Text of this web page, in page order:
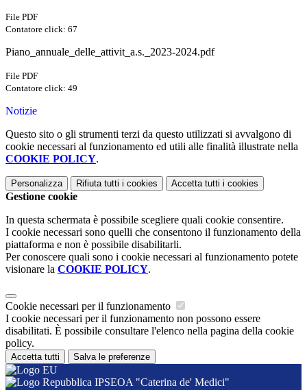
File PDF
Contatore click: 67
Piano_annuale_delle_attivit_a.s._2023-2024.pdf
File PDF
Contatore click: 49
Notizie
Questo sito o gli strumenti terzi da questo utilizzati si avvalgono di
cookie necessari al funzionamento ed utili alle finalità illustrate nella
COOKIE POLICY.
Personalizza Rifiuta tutti i cookies Accetta tutti i cookies
Gestione cookie
In questa schermata è possibile scegliere quali cookie consentire.
I cookie necessari sono quelli che consentono il funzionamento della
piattaforma e non è possibile disabilitarli.
Per conoscere quali sono i cookie necessari al funzionamento potete
visionare la COOKIE POLICY.
Cookie necessari per il funzionamento
I cookie necessari per il funzionamento non possono essere
disabilitati. È possibile consultare l'elenco nella pagina della cookie
policy.
Accetta tutti Salva le preferenze
IPSEOA "Caterina de' Medici"